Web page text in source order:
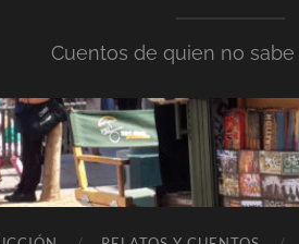
Cuentos de quien no